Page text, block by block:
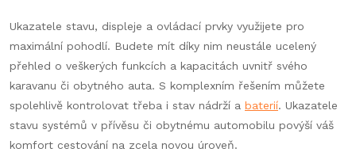
Ukazatele stavu, displeje a ovládací prvky využijete pro
maximální pohodlí. Budete mít díky nim neustále ucelený
přehled o veškerých funkcích a kapacitách uvnitř svého
karavanu či obytného auta. S komplexním řešením můžete
spolehlivě kontrolovat třeba i stav nádrží a baterií. Ukazatele
stavu systémů v přívěsu či obytnému automobilu povýší váš
komfort cestování na zcela novou úroveň.